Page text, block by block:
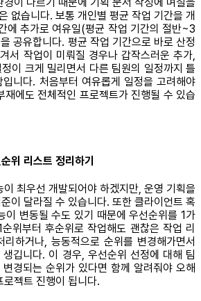
이 다르기 때문에 기획 문서 작성에 며칠을
없습니다. 보통 개인별 평균 작업 기간을 개
에 추가로 여유일(평균 작업 기간의 절반~3
공유합니다. 평균 작업 기간으로 바로 산정
서 작업이 미뤄질 경우나 갑작스러운 추가,
이 크게 밀리면서 다른 팀원의 일정까지 틀
니다. 처음부터 여유롭게 일정을 고려해야
재에도 전체적인 프로젝트가 진행될 수 있습
위 리스트 정리하기
최우선 개발되어야 하겠지만, 운영 기획을
이 달라질 수 있습니다. 또한 클라이언트 혹
이 변동될 수도 있기 때문에 우선순위를 1가
위부터 후순위로 작업해도 괜찮은 작업 리
하거나, 능동적으로 순위를 변경해가면서
깁니다. 이 경우, 우선순위 선정에 대해 팀
경되는 순위가 있다면 함께 알려줘야 오해
젝트 진행이 됩니다.